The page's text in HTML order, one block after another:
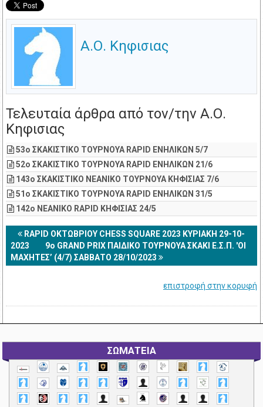
Α.Ο. Κηφισιας
Τελευταία άρθρα από τον/την Α.Ο.
Κηφισιας
53o ΣΚΑΚΙΣΤΙΚΟ ΤΟΥΡΝΟΥΑ RAPID ΕΝΗΛΙΚΩΝ 5/7
52o ΣΚΑΚΙΣΤΙΚΟ ΤΟΥΡΝΟΥΑ RAPID ΕΝΗΛΙΚΩΝ 21/6
143o ΣΚΑΚΙΣΤΙΚΟ ΝΕΑΝΙΚΟ ΤΟΥΡΝΟΥΑ ΚΗΦΙΣΙΑΣ 7/6
51o ΣΚΑΚΙΣΤΙΚΟ ΤΟΥΡΝΟΥΑ RAPID ΕΝΗΛΙΚΩΝ 31/5
142ο ΝΕΑΝΙΚΟ RAPID ΚΗΦΙΣΙΑΣ 24/5
RAPID ΟΚΤΩΒΡΙΟΥ CHESS SQUARE 2023 ΚΥΡΙΑΚΗ 29-10-
2023
9ο GRAND PRIX ΠΑΙΔΙΚΟ ΤΟΥΡΝΟΥΑ ΣΚΑΚΙ Ε.Σ.Π. 'ΟΙ
ΜΑΧΗΤΕΣ’ (4/7) ΣΑΒΒΑΤΟ 28/10/2023
επιστροφή στην κορυφή
ΣΩΜΑΤΕΙΑ